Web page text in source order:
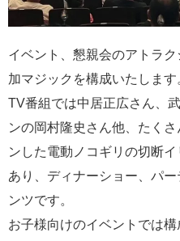
イベント、懇親会のアトラ
加マジックを構成いたします
TV番組では中居正広さん、
ンの岡村隆史さん他、たく
ンした電動ノコギリの切断
あり、ディナーショー、パ
ンツです。
お子様向けのイベントでは